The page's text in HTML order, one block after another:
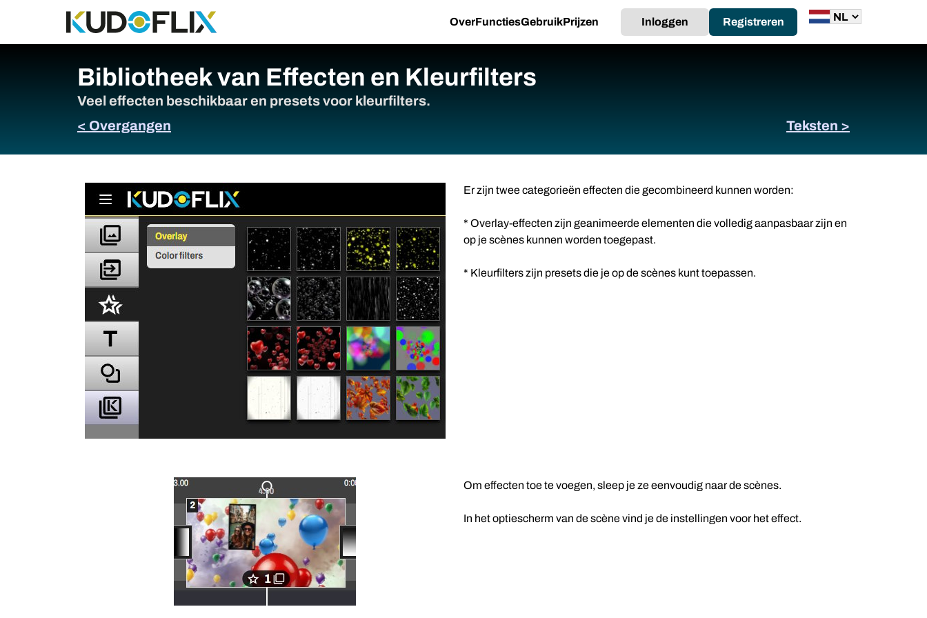
OverFunctiesGebruikPrijzen Inloggen Registreren
Bibliotheek van Effecten en Kleurfilters
Veel effecten beschikbaar en presets voor kleurfilters.
< Overgangen
Teksten >
Er zijn twee categorieën effecten die gecombineerd kunnen worden:
* Overlay-effecten zijn geanimeerde elementen die volledig aanpasbaar zijn en
op je scènes kunnen worden toegepast.
* Kleurfilters zijn presets die je op de scènes kunt toepassen.
Om effecten toe te voegen, sleep je ze eenvoudig naar de scènes.
In het optiescherm van de scène vind je de instellingen voor het effect.